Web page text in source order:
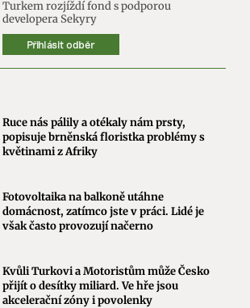
Turkem rozjíždí fond s podporou
developera Sekyry
Přihlásit odběr
Ruce nás pálily a otékaly nám prsty,
popisuje brněnská floristka problémy s
květinami z Afriky
Fotovoltaika na balkoně utáhne
domácnost, zatímco jste v práci. Lidé je
však často provozují načerno
Kvůli Turkovi a Motoristům může Česko
přijít o desítky miliard. Ve hře jsou
akcelerační zóny i povolenky